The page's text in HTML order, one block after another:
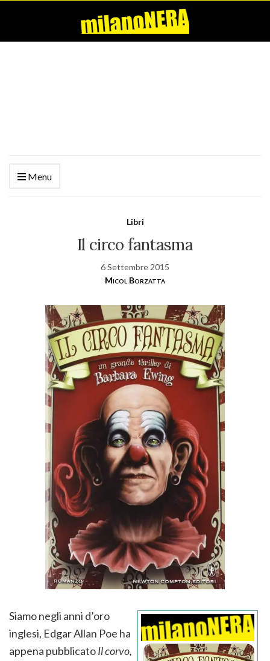
Menu
Libri
Il circo fantasma
6 Settembre 2015
Micol Borzatta
Siamo negli anni d’oro
inglesi, Edgar Allan Poe ha
appena pubblicatoIl corvo,